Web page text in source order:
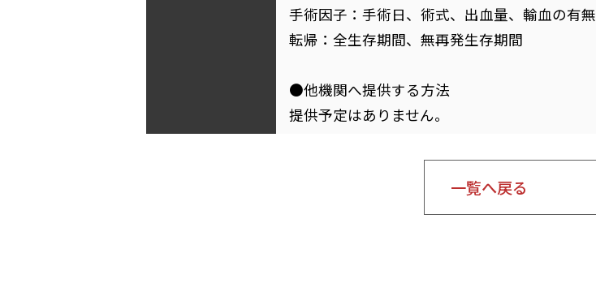
手術因子：手術日、術式、出血量、輸血の有無
転帰：全生存期間、無再発生存期間
●他機関へ提供する方法
提供予定はありません。
一覧へ戻る